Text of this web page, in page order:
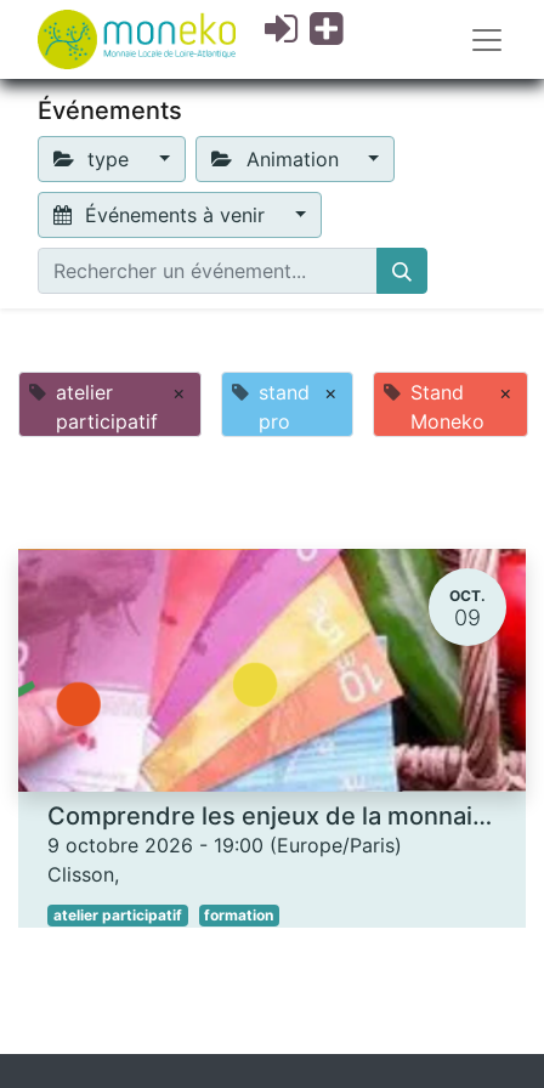
Événements
type Animation
Événements à venir
atelier
participatif
×
stand
pro
×
Stand
Moneko
×
OCT.
09
Comprendre les enjeux de la monnaie locale - Les Ateliers des savoirs
9 octobre 2026 - 19:00 (Europe/Paris)
Clisson,
atelier participatif formation